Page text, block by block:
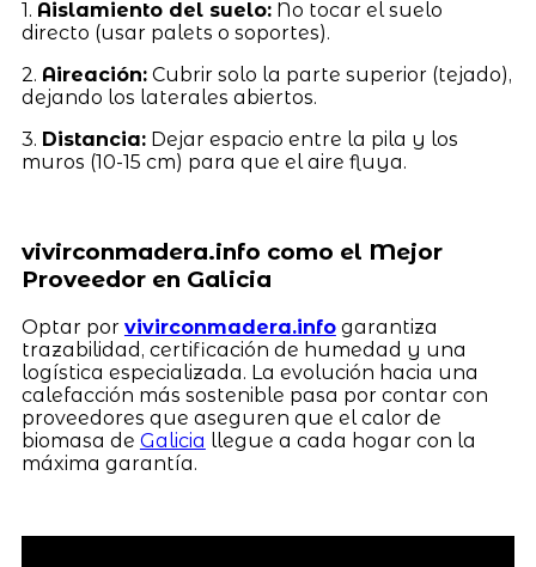
1. Aislamiento del suelo:No tocar el suelo
directo (usar palets o soportes).
2. Aireación:Cubrir solo la parte superior (tejado),
dejando los laterales abiertos.
3. Distancia:Dejar espacio entre la pila y los
muros (10-15 cm) para que el aire fluya.
vivirconmadera.info como el Mejor
Proveedor en Galicia
Optar por vivirconmadera.infogarantiza
trazabilidad, certificación de humedad y una
logística especializada. La evolución hacia una
calefacción más sostenible pasa por contar con
proveedores que aseguren que el calor de
biomasa de Galicia llegue a cada hogar con la
máxima garantía.